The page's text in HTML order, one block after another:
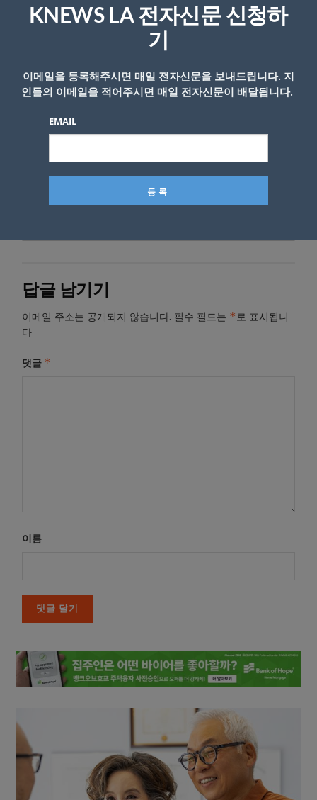
[김학천 타임스케치] 울지 않는 새…
죽일 것인가 울게 만들 것인가
남편을 꼭 안아줬다
답글 남기기
이메일 주소는 공개되지 않습니다. 필수 필드는 *로 표시됩니
다
댓글 *
이름
KNEWS LA 전자신문 신청하
기
이메일을 등록해주시면 매일 전자신문을 보내드립니다. 지
인들의 이메일을 적어주시면 매일 전자신문이 배달됩니다.
EMAIL